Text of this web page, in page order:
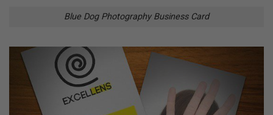
Blue Dog Photography Business Card